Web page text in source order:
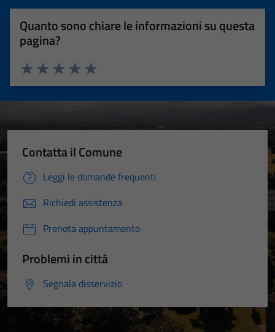
Quanto sono chiare le informazioni su questa
pagina?
Valuta 5 stelle su 5
Valuta 4 stelle su 5
Valuta 3 stelle su 5
Valuta 2 stelle su 5
Valuta 1 stelle su 5
Contatta il Comune
Leggi le domande frequenti
Richiedi assistenza
Prenota appuntamento
Problemi in città
Segnala disservizio